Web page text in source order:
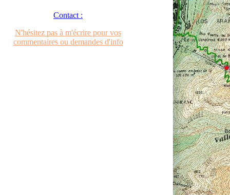
Contact :
N'hésitez pas à m'écrire pour vos
commentaires ou demandes d'info